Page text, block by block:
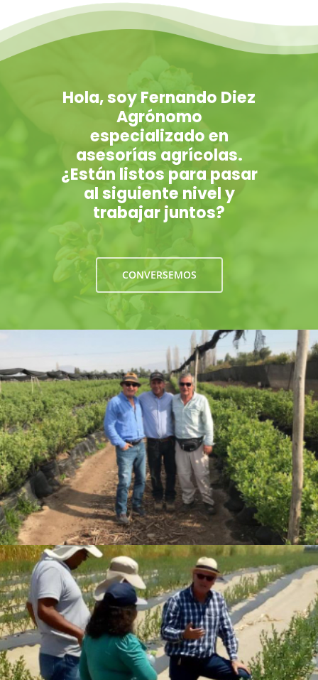
Hola, soy Fernando Diez
Agrónomo
especializado en
asesorías agrícolas.
¿Están listos para pasar
al siguiente nivel y
trabajar juntos?
CONVERSEMOS